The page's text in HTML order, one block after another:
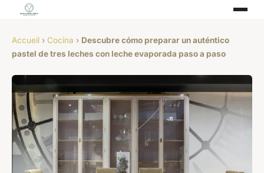
Accueil › Cocina › Descubre cómo preparar un auténtico
pastel de tres leches con leche evaporada paso a paso